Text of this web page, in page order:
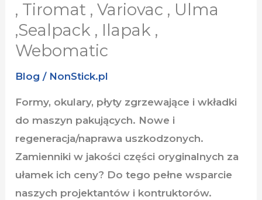
, Tiromat , Variovac , Ulma
,Sealpack , Ilapak ,
Webomatic
Blog / NonStick.pl
Formy, okulary, płyty zgrzewające i wkładki
do maszyn pakujących. Nowe i
regeneracja/naprawa uszkodzonych.
Zamienniki w jakości części oryginalnych za
ułamek ich ceny? Do tego pełne wsparcie
naszych projektantów i kontruktorów.
Webomatic